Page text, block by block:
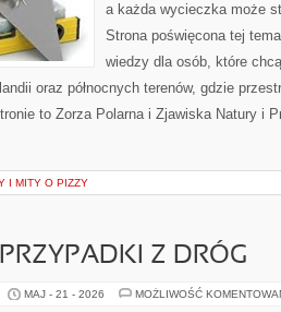
a każda wycieczka może
Strona poświęcona tej
wiedzy dla osób, które
oraz północnych terenów, gdzie
to Zorza Polarna i Zjawiska Natury i
I MITY O PIZZY
Z DRÓG
MAJ - 21 - 2026 MOŻLIWOŚĆ